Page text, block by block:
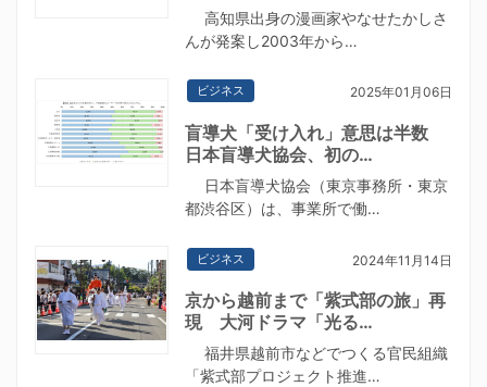
高知県出身の漫画家やなせたかしさ
んが発案し2003年から…
ビジネス 2025年01月06日
盲導犬「受け入れ」意思は半数
日本盲導犬協会、初の…
日本盲導犬協会（東京事務所・東京
都渋谷区）は、事業所で働…
ビジネス 2024年11月14日
京から越前まで「紫式部の旅」再
現 大河ドラマ「光る…
福井県越前市などでつくる官民組織
「紫式部プロジェクト推進…